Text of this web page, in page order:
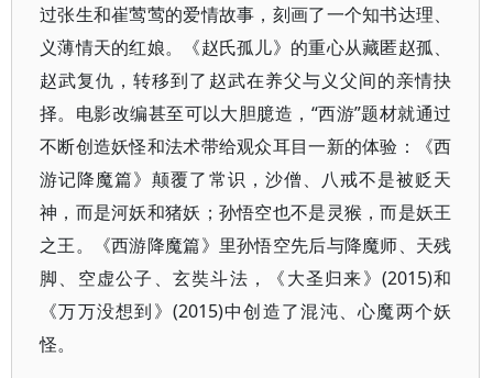
过张生和崔莺莺的爱情故事，刻画了一个知书达理、
义薄情天的红娘。《赵氏孤儿》的重心从藏匿赵孤、
赵武复仇，转移到了赵武在养父与义父间的亲情抉
择。电影改编甚至可以大胆臆造，“西游”题材就通过
不断创造妖怪和法术带给观众耳目一新的体验：《西
游记降魔篇》颠覆了常识，沙僧、八戒不是被贬天
神，而是河妖和猪妖；孙悟空也不是灵猴，而是妖王
之王。《西游降魔篇》里孙悟空先后与降魔师、天残
脚、空虚公子、玄奘斗法，《大圣归来》(2015)和
《万万没想到》(2015)中创造了混沌、心魔两个妖
怪。